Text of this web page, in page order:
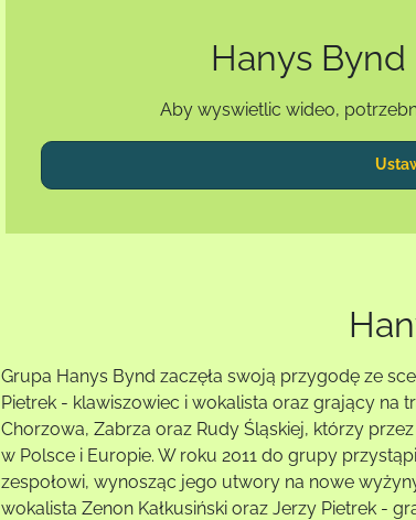
Hanys
Aby wyswietlic wideo,
Grupa Hanys Bynd zaczęła swoją przygodę ze
Pietrek - klawiszowiec i wokalista oraz grający na
Chorzowa, Zabrza oraz Rudy Śląskiej, którzy
w Polsce i Europie. W roku 2011 do grupy
zespołowi, wynosząc jego utwory na nowe
wokalista Zenon Kałkusiński oraz Jerzy Pietrek -